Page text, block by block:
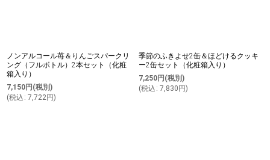
ノンアルコール苺＆りんごスパークリ
ング（フルボトル）2本セット（化粧
箱入り）
7,150円 (税別)
(税込 : 7,722円)
季節のふきよせ2缶＆ほどけるクッキ
ー2缶セット（化粧箱入り）
7,250円 (税別)
(税込 : 7,830 円)